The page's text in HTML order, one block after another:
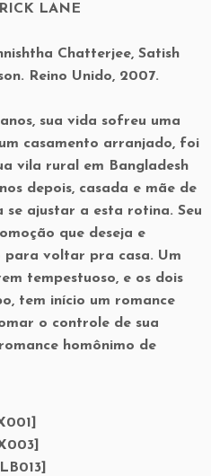
LANE
Chatterjee, Satish
Reino Unido, 2007.
sua vida sofreu uma
casamento arranjado, foi
vila rural em Bangladesh
depois, casada e mãe de
se ajustar a esta rotina. Seu
que deseja e
para voltar pra casa. Um
tempestuoso, e os dois
tem início um romance
o controle de sua
homônimo de